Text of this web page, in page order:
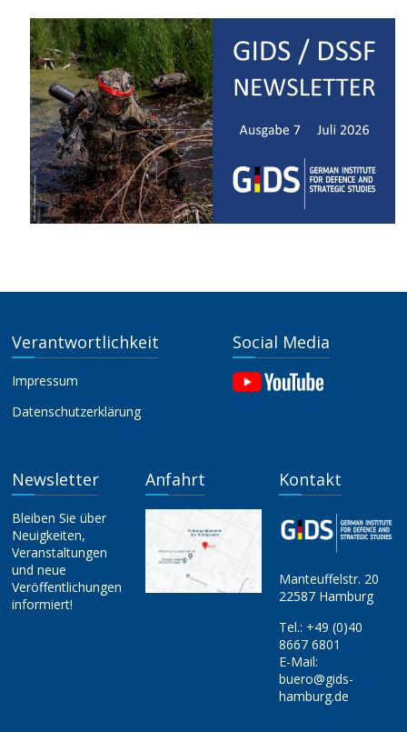
Verantwortlichkeit
Impressum
Datenschutzerklärung
Social Media
Newsletter
Bleiben Sie über
Neuigkeiten,
Veranstaltungen
und neue
Veröffentlichungen
informiert!
Anfahrt Kontakt
Manteuffelstr. 20
22587 Hamburg
Tel.: +49 (0)40
8667 6801
E-Mail:
buero@gids-
hamburg.de